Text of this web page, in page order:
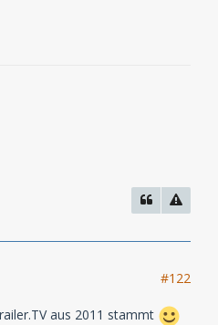
#122
aus 2011 stammt